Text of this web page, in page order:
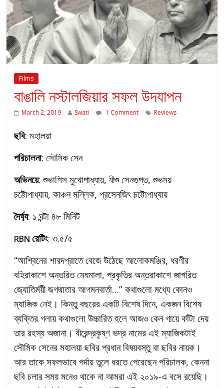
Films
বাঙালি নস্টালজিয়ার সফল উদযাপন
March 2, 2019 Swati 1 Comment Reviews
ছবি: মহালয়া
পরিচালনা: সৌমিক সেন
অভিনয়ে: শুভাশিস মুখোপাধ্যায়, যীশু সেনগুপ্ত, শুভময়
চট্টোপাধ্যায়, কাঞ্চন মল্লিক, প্রসেনজিৎ চট্টোপাধ্যায়
দৈর্ঘ্য: ১ ঘন্টা ৪৮ মিনিট
RBNরেটিং: ৩.৫/৫
“আশ্বিনের শারদপ্রাতে বেজে উঠেছে আলোকমঞ্জির, ধরণীর
বহিরাকাশে অন্তরিত মেঘমালা, প্রকৃতির অন্তরাকাশে জাগরিত
জ্যোতির্ময়ী জগদ্মাতার আগমনবার্তা…” কথাগুলো মধ্যে কোনও
ম্যাজিক নেই। কিন্তু বছরের একটি বিশেষ দিনে, একজন বিশেষ
ব্যক্তির গলায় কথাগুলো উচ্চারিত হলে আজও কেন গায়ে কাঁটা দেয়
তার রহস্য অজানা। বীরেন্দ্রকৃষ্ণ ভদ্র নামের এই ম্যাজিকটাই
সৌমিক সেনের মহালয়া ছবির প্রধান বিষয়বস্তু বা ছবির নায়ক।
আর তাকে সফলভাবে পর্দায় তুলে ধরতে পেরেছেন পরিচালক, কেননা
ছবি চলার সময় মনেও থাকে না আমরা এই ২০১৯-এ বসে রয়েছি।